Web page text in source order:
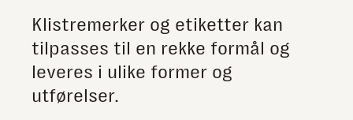
Klistremerker og etiketter kan
tilpasses til en rekke formål og
leveres i ulike former og
utførelser.